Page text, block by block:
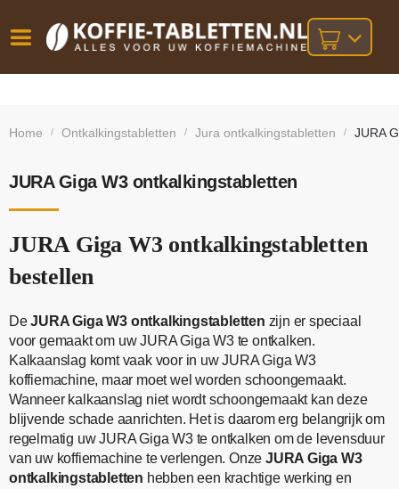
besteld,
bij orders
Home / Ontkalkingstabletten / Jura ontkalkingstabletten / JURA
JURA Giga W3 ontkalkingstabletten
JURA Giga W3 ontkalkingstabletten
bestellen
DeJURA Giga W3 ontkalkingstabletten zijn er speciaal
voor gemaakt om uw JURA Giga W3 te ontkalken.
Kalkaanslag komt vaak voor in uw JURA Giga W3
koffiemachine, maar moet wel worden schoongemaakt.
Wanneer kalkaanslag niet wordt schoongemaakt kan deze
blijvende schade aanrichten. Het is daarom erg belangrijk om
regelmatig uw JURA Giga W3 te ontkalken om de levensduur
van uw koffiemachine te verlengen. OnzeJURA Giga W3
ontkalkingstabletten hebben een krachtige werking en